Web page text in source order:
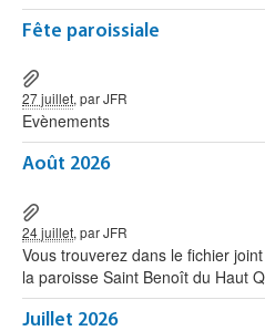
Fête paroissiale
27 juillet, par JFR
Evènements
Août 2026
24 juillet, par JFR
Vous trouverez dans le fichier
la paroisse Saint Benoît du Haut
Juillet 2026